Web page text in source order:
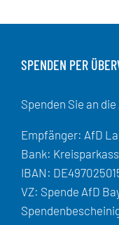
SPENDEN PER
Spenden Sie an
Empfänger: AfD
Bank:
IBAN:
VZ: Spende AfD